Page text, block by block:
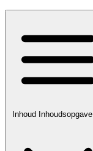
Inhoud Inhoudsopgave